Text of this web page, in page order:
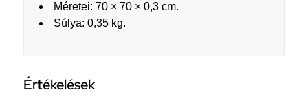
Méretei: 70 × 70 × 0,3 cm.
Súlya: 0,35 kg.
Értékelések